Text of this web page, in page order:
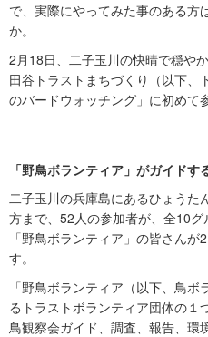
で、実際にやってみた事のある方
か。
2月18日、二子玉川の快晴で穏や
田谷トラストまちづくり（以下、
のバードウォッチング」に初めて
「野鳥ボランティア」がガイドす
二子玉川の兵庫島にあるひょうた
方まで、52人の参加者が、全10
「野鳥ボランティア」の皆さん
す。
「野鳥ボランティア（以下、鳥
るトラストボランティア団体の１
鳥観察会ガイド、調査、報告、環